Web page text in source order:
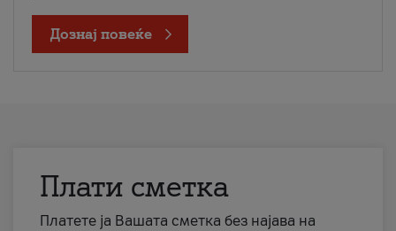
Дознај повеќе
Плати сметка
Платете ја Вашата сметка без најава на